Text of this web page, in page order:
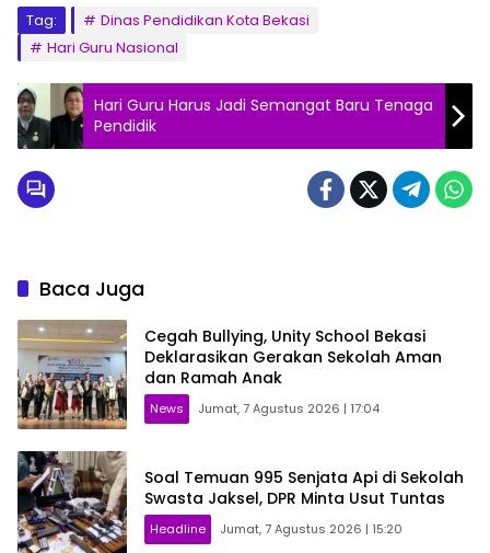
Tag:
Dinas Pendidikan Kota Bekasi
Hari Guru Nasional
Hari Guru Harus Jadi Semangat Baru Tenaga
Pendidik
Baca Juga
Cegah Bullying, Unity School Bekasi
Deklarasikan Gerakan Sekolah Aman
dan Ramah Anak
News Jumat, 7 Agustus 2026 | 17:04
Soal Temuan 995 Senjata Api di Sekolah
Swasta Jaksel, DPR Minta Usut Tuntas
Headline Jumat, 7 Agustus 2026 | 15:20